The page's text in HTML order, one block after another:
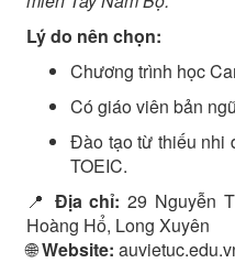
Lý do nên chọn:
Chương trình học
Có giáo viên bản
Đào tạo từ thiếu nhi
TOEIC.
📍 Địa chỉ: 29 Nguyễn
Hoàng Hổ, Long Xuyên
🌐Website: